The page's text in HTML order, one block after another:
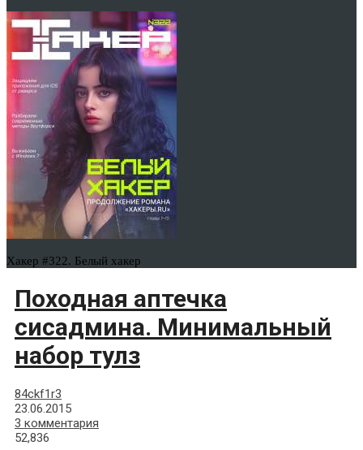
Хакер #322. Белый хакер
Походная аптечка
сисадмина. Минимальный
набор тулз
84ckf1r3
23.06.2015
3 комментария
52,836